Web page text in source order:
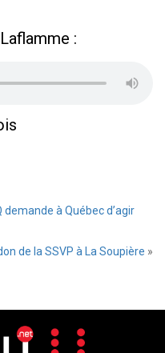
:
demande à Québec d’agir
de la SSVP à La Soupière »